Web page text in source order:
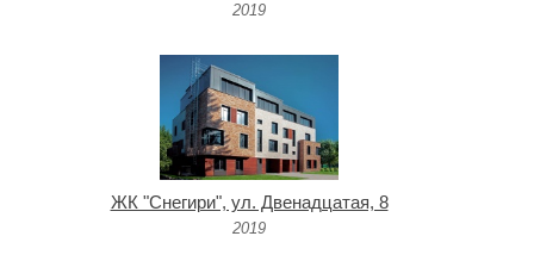
2019
ЖК "Снегири", ул. Двенадцатая, 8
2019